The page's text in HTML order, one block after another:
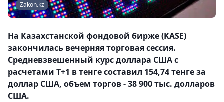
Zakon.kz
На Казахстанской фондовой бирже (KASE)
закончилась вечерняя торговая сессия.
Средневзвешенный курс доллара США с
расчетами T+1 в тенге составил 154,74 тенге за
доллар США, объем торгов - 38 900 тыс. долларов
США.